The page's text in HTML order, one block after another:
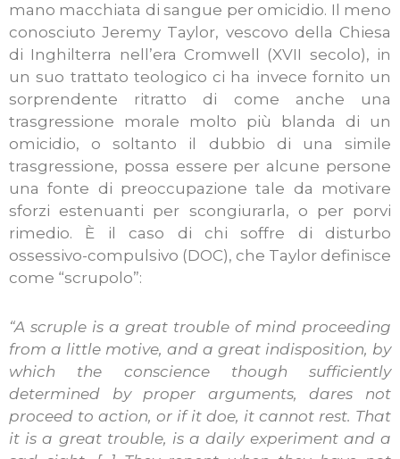
mano macchiata di sangue per omicidio. Il meno
conosciuto Jeremy Taylor, vescovo della Chiesa
di Inghilterra nell’era Cromwell (XVII secolo), in
un suo trattato teologico ci ha invece fornito un
sorprendente ritratto di come anche una
trasgressione morale molto più blanda di un
omicidio, o soltanto il dubbio di una simile
trasgressione, possa essere per alcune persone
una fonte di preoccupazione tale da motivare
sforzi estenuanti per scongiurarla, o per porvi
rimedio. È il caso di chi soffre di disturbo
ossessivo-compulsivo (DOC), che Taylor definisce
come “scrupolo”:
“A scruple is a great trouble of mind proceeding
from a little motive, and a great indisposition, by
which the conscience though sufficiently
determined by proper arguments, dares not
proceed to action, or if it doe, it cannot rest. That
it is a great trouble, is a daily experiment and a